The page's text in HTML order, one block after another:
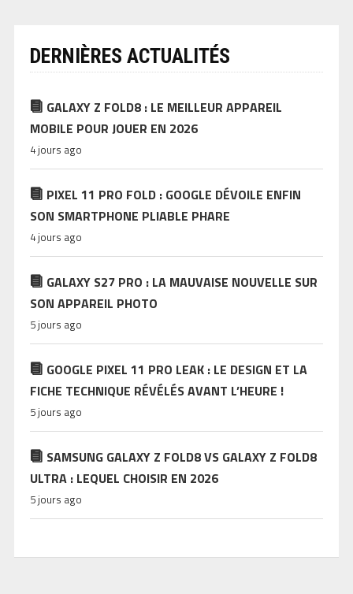
DERNIÈRES ACTUALITÉS
GALAXY Z FOLD8 : LE MEILLEUR APPAREIL
MOBILE POUR JOUER EN 2026
4 jours ago
PIXEL 11 PRO FOLD : GOOGLE DÉVOILE ENFIN
SON SMARTPHONE PLIABLE PHARE
4 jours ago
GALAXY S27 PRO : LA MAUVAISE NOUVELLE SUR
SON APPAREIL PHOTO
5 jours ago
GOOGLE PIXEL 11 PRO LEAK : LE DESIGN ET LA
FICHE TECHNIQUE RÉVÉLÉS AVANT L’HEURE !
5 jours ago
SAMSUNG GALAXY Z FOLD8 VS GALAXY Z FOLD8
ULTRA : LEQUEL CHOISIR EN 2026
5 jours ago